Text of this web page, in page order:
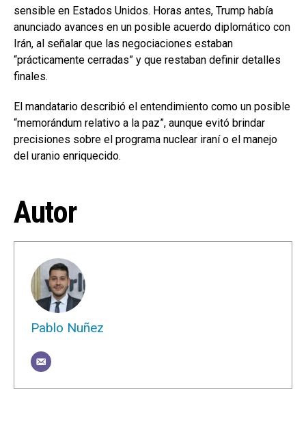
sensible en Estados Unidos. Horas antes, Trump había
anunciado avances en un posible acuerdo diplomático con
Irán, al señalar que las negociaciones estaban
“prácticamente cerradas” y que restaban definir detalles
finales.
El mandatario describió el entendimiento como un posible
“memorándum relativo a la paz”, aunque evitó brindar
precisiones sobre el programa nuclear iraní o el manejo
del uranio enriquecido.
Autor
Pablo Nuñez